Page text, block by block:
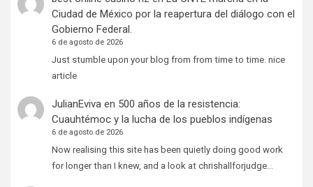
Ciudad de México por la reapertura del diálogo con el
Gobierno Federal.
6 de agosto de 2026
Just stumble upon your blog from from time to time. nice
article
JulianEvivaen 500 años de la resistencia:
Cuauhtémoc y la lucha de los pueblos indígenas
6 de agosto de 2026
Now realising this site has been quietly doing good work
for longer than I knew, and a look at chrishallforjudge…